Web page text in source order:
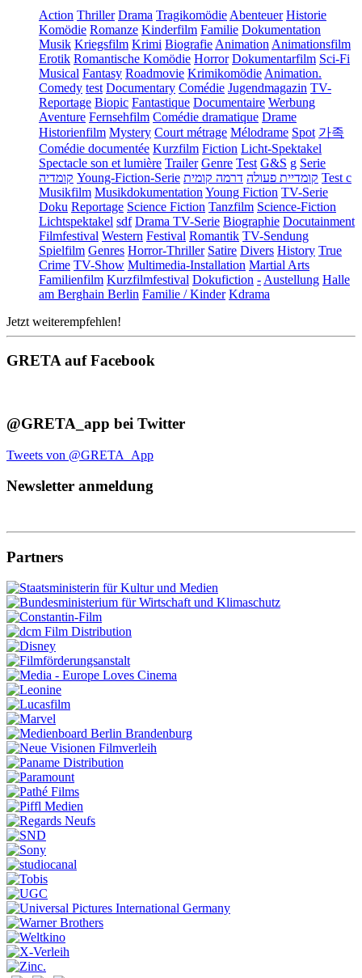
Action Thriller Drama Tragikomödie Abenteuer Historie
Komödie Romanze Kinderfilm Familie Dokumentation
Musik Kriegsfilm Krimi Biografie Animation Animationsfilm
Erotik Romantische Komödie Horror Dokumentarfilm Sci-Fi
Musical Fantasy Roadmovie Krimikomödie Animation.
Comedy test Documentary Comédie Jugendmagazin TV-
Reportage Biopic Fantastique Documentaire Werbung
Aventure Fernsehfilm Comédie dramatique Drame
Historienfilm Mystery Court métrage Mélodrame Spot 가족
Comédie documentée Kurzfilm Fiction Licht-Spektakel
Spectacle son et lumière Trailer Genre Test G&S g Serie
קומדיה Young-Fiction-Serie קומדיית פעולה דרמה קומית
Test c
Musikfilm Musikdokumentation Young Fiction TV-Serie
Doku Reportage Science Fiction Tanzfilm Science-Fiction
Lichtspektakel sdf Drama TV-Serie Biographie Docutainment
Filmfestival Western Festival Romantik TV-Sendung
Spielfilm Genres Horror-Thriller Satire Divers History True
Crime TV-Show Multimedia-Installation Martial Arts
Familienfilm Kurzfilmfestival Dokufiction - Austellung Halle
am Berghain Berlin Familie / Kinder Kdrama
Jetzt weiterempfehlen!
GRETA auf Facebook
@GRETA_app bei Twitter
Tweets von @GRETA_App
Newsletter anmeldung
Partners